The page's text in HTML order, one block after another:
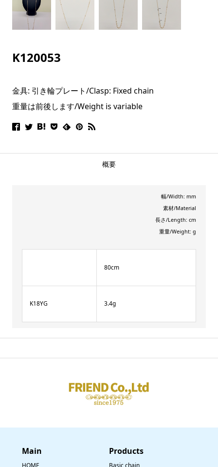
K120053
金具: 引き輪プレート/Clasp: Fixed chain
重量は前後します/Weight is variable
概要
幅/Width: mm
素材/Material
長さ/Length: cm
重量/Weight: g
80cm
K18YG 3.4g
Main ​Products